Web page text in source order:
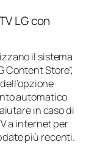
LG con
il sistema
Content Store”,
automatico
in caso di
a internet per
più recenti.